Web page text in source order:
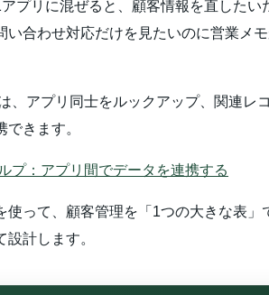
プリに混ぜると、顧客情報を直したい
い合わせ対応だけを見たいのに営業メ
、アプリ同士をルックアップ、関連レ
できます。
プ：アプリ間でデータを連携する
使って、顧客管理を「1つの大きな表」
設計します。